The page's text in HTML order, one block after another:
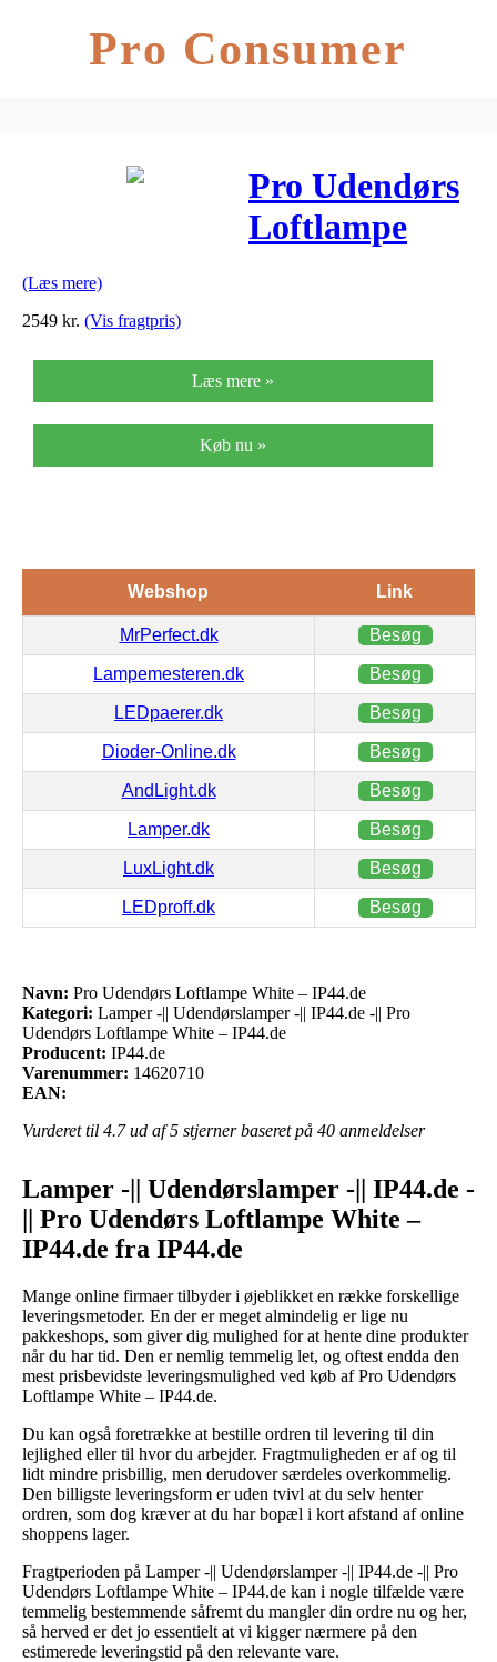
Pro Consumer
Pro Udendørs
Loftlampe
(Læs mere)
2549 kr. (Vis fragtpris)
Læs mere »
Køb nu »
Webshop Link
MrPerfect.dk Besøg
Lampemesteren.dk Besøg
LEDpaerer.dk Besøg
Dioder-Online.dk Besøg
AndLight.dk Besøg
Lamper.dk Besøg
LuxLight.dk Besøg
LEDproff.dk Besøg
Navn: Pro Udendørs Loftlampe White – IP44.de
Kategori: Lamper -|| Udendørslamper -|| IP44.de -|| Pro
Udendørs Loftlampe White – IP44.de
Producent: IP44.de
Varenummer: 14620710
EAN:
Vurderet til 4.7ud af 5 stjerner baseret på 40 anmeldelser
Lamper -|| Udendørslamper -|| IP44.de -
|| Pro Udendørs Loftlampe White –
IP44.de fra IP44.de
Mange online firmaer tilbyder i øjeblikket en række forskellige
leveringsmetoder. En der er meget almindelig er lige nu
pakkeshops, som giver dig mulighed for at hente dine produkter
når du har tid. Den er nemlig temmelig let, og oftest endda den
mest prisbevidste leveringsmulighed ved køb af Pro Udendørs
Loftlampe White – IP44.de.
Du kan også foretrække at bestille ordren til levering til din
lejlighed eller til hvor du arbejder. Fragtmuligheden er af og til
lidt mindre prisbillig, men derudover særdeles overkommelig.
Den billigste leveringsform er uden tvivl at du selv henter
ordren, som dog kræver at du har bopæl i kort afstand af online
shoppens lager.
Fragtperioden på Lamper -|| Udendørslamper -|| IP44.de -|| Pro
Udendørs Loftlampe White – IP44.de kan i nogle tilfælde være
temmelig bestemmende såfremt du mangler din ordre nu og her,
så herved er det jo essentielt at vi kigger nærmere på den
estimerede leveringstid på den relevante vare.